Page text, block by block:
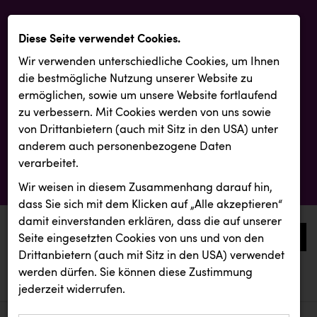
0
aktuelle aussendungen
aktuelle aussendungen
Diese Seite verwendet Cookies.
Wir verwenden unterschiedliche Cookies, um Ihnen
die best­mögliche Nutzung unserer Website zu
ermöglichen, sowie um unsere Website fortlaufend
zu verbessern. Mit Cookies werden von uns sowie
von Drittanbietern (auch mit Sitz in den USA) unter
anderem auch personenbezogene Daten
verarbeitet.
Wir weisen in diesem Zusammenhang darauf hin,
dass Sie sich mit dem Klicken auf „Alle akzeptieren“
damit ein­ver­standen erklären, dass die auf unserer
Seite eingesetzten Cookies von uns und von den
Drittanbietern (auch mit Sitz in den USA) verwendet
werden dürfen. Sie können diese Zustimmung
jederzeit widerrufen.